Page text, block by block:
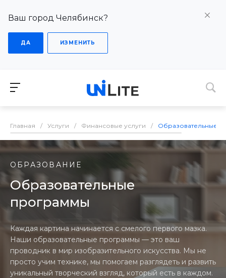
Ваш город Челябинск?
ДА ИЗМЕНИТЬ
Главная / Услуги / Финансовые услуги / Образовательные
ОБРАЗОВАНИЕ
Образовательные
программы
Каждая картина начинается с смелого первого мазка.
Наши образовательные программы — это ваш
проводник в мир изобразительного искусства. Мы не
просто учим технике, мы помогаем разглядеть и развить
уникальный творческий взгляд, который есть в каждом.